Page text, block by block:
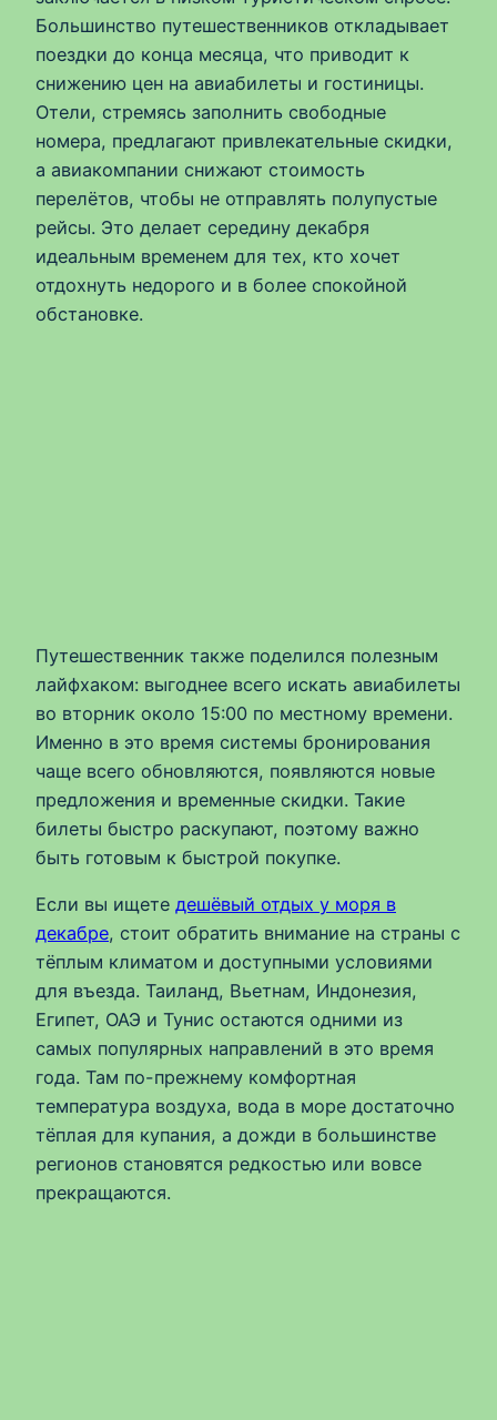
Большинство путешественников откладывает
поездки до конца месяца, что приводит к
снижению цен на авиабилеты и гостиницы.
Отели, стремясь заполнить свободные
номера, предлагают привлекательные скидки,
а авиакомпании снижают стоимость
перелётов, чтобы не отправлять полупустые
рейсы. Это делает середину декабря
идеальным временем для тех, кто хочет
отдохнуть недорого и в более спокойной
обстановке.
Путешественник также поделился полезным
лайфхаком: выгоднее всего искать авиабилеты
во вторник около 15:00 по местному времени.
Именно в это время системы бронирования
чаще всего обновляются, появляются новые
предложения и временные скидки. Такие
билеты быстро раскупают, поэтому важно
быть готовым к быстрой покупке.
Если вы ищете дешёвый отдых у моря в
декабре, стоит обратить внимание на страны с
тёплым климатом и доступными условиями
для въезда. Таиланд, Вьетнам, Индонезия,
Египет, ОАЭ и Тунис остаются одними из
самых популярных направлений в это время
года. Там по-прежнему комфортная
температура воздуха, вода в море достаточно
тёплая для купания, а дожди в большинстве
регионов становятся редкостью или вовсе
прекращаются.